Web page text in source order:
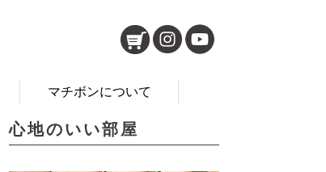
マチボンについて
心地のいい部屋